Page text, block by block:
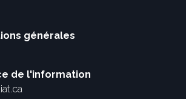
générales
de l'information